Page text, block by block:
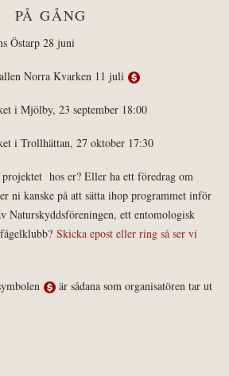
PÅ GÅNG
Östarp 28 juni
Norra Kvarken 11 juli
i Mjölby, 23 september 18:00
i Trollhättan, 27 oktober 17:30
hos er? Eller ha ett föredrag om
ni kanske på att sätta ihop programmet inför
Naturskyddsföreningen, ett entomologisk
Skicka epost eller ring så ser vi
är sådana som organisatören tar ut